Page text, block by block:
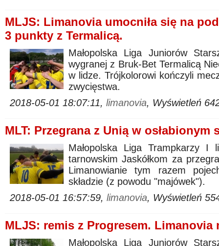
MLJS: Limanovia umocniła się na
3 punkty z Termalicą.
Małopolska Liga Juniorów
wygranej z Bruk-Bet Termalicą
w lidze. Trójkolorowi kończyli
zwycięstwa.
2018-05-01 18:07:11, limanovia, Wyświetleń
MLT: Przegrana z Unią w osłabionym
Małopolska Liga Trampkarzy
tarnowskim Jaskółkom za
Limanowianie tym razem
składzie (z powodu "majówek").
2018-05-01 16:57:59, limanovia, Wyświetleń
MLJS: remis z Progresem. Limanovia
Małopolska Liga Juniorów